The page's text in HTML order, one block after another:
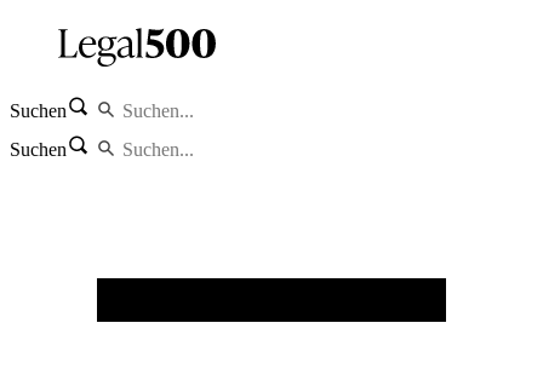
Suchen
Suchen